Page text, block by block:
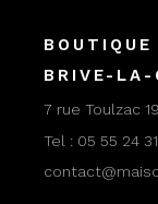
BOUTIQUE
BRIVE-LA-
7 rue Toulzac
Tel : 05 55 24